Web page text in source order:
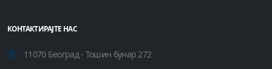
КОНТАКТИРАЈТЕ НАС
11070 Београд - Тошин бунар 272